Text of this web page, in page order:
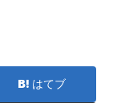
はてブ